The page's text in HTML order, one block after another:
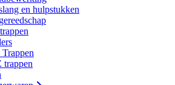
en hulpstukken